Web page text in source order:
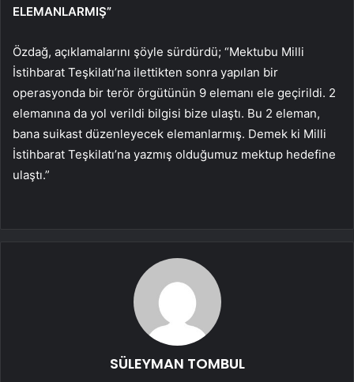
ELEMANLARMIŞ”
Özdağ, açıklamalarını şöyle sürdürdü; “Mektubu Milli
İstihbarat Teşkilatı’na ilettikten sonra yapılan bir
operasyonda bir terör örgütünün 9 elemanı ele geçirildi. 2
elemanına da yol verildi bilgisi bize ulaştı. Bu 2 eleman,
bana suikast düzenleyecek elemanlarmış. Demek ki Milli
İstihbarat Teşkilatı’na yazmış olduğumuz mektup hedefine
ulaştı.”
SÜLEYMAN TOMBUL